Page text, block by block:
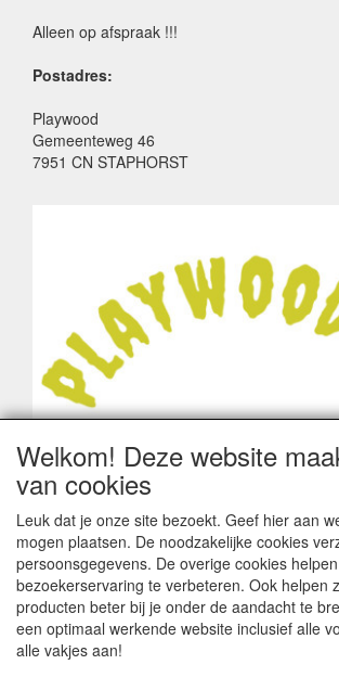
Alleen op afspraak !!!
Postadres:
Playwood
Gemeenteweg 46
7951 CN STAPHORST
Welkom! Deze website
van cookies
Leuk dat je onze site bezoekt. Geef hier aan
mogen plaatsen. De noodzakelijke cookies
persoonsgegevens. De overige cookies
bezoekerservaring te verbeteren. Ook helpen
producten beter bij je onder de aandacht te
een optimaal werkende website inclusief alle
alle vakjes aan!